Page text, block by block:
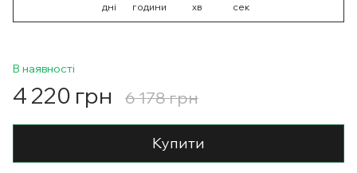
дні години хв сек
В наявності
4 220 грн 6 178 грн
Купити